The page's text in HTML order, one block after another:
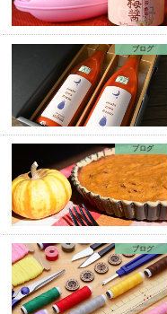
ブログ
ブログ
ブログ